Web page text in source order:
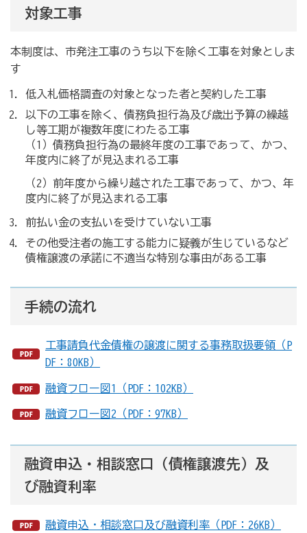
対象工事
本制度は、市発注工事のうち以下を除く工事を対象としま
す
低入札価格調査の対象となった者と契約した工事
以下の工事を除く、債務負担行為及び歳出予算の繰越
し等工期が複数年度にわたる工事
（1）債務負担行為の最終年度の工事であって、かつ、
年度内に終了が見込まれる工事
（2）前年度から繰り越された工事であって、かつ、年
度内に終了が見込まれる工事
前払い金の支払いを受けていない工事
その他受注者の施工する能力に疑義が生じているなど
債権譲渡の承諾に不適当な特別な事由がある工事
手続の流れ
工事請負代金債権の譲渡に関する事務取扱要領（P
DF：80KB）
融資フロー図1（PDF：102KB）
融資フロー図2（PDF：97KB）
融資申込・相談窓口（債権譲渡先）及
び融資利率
融資申込・相談窓口及び融資利率（PDF：26KB）